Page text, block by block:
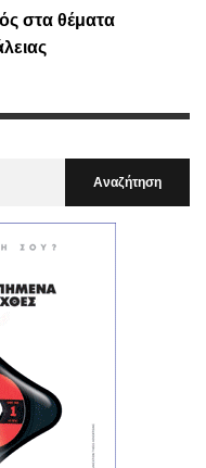
στα θέματα